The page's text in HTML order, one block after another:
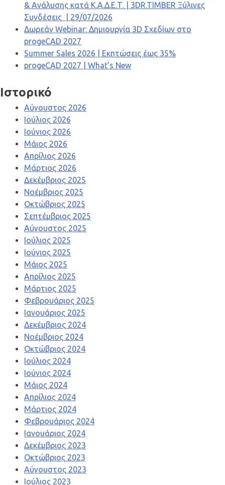
& Ανάλυσης κατά Κ.Α.Δ.Ε.Τ. | 3DR.TIMBER Ξύλινες
Συνδέσεις | 29/07/2026
Δωρεάν Webinar: Δημιουργία 3D Σχεδίων στο
progeCAD 2027
Summer Sales 2026 | Εκπτώσεις έως 35%
progeCAD 2027 | What’s New
Ιστορικό
Αύγουστος 2026
Ιούλιος 2026
Ιούνιος 2026
Μάιος 2026
Απρίλιος 2026
Μάρτιος 2026
Δεκέμβριος 2025
Νοέμβριος 2025
Οκτώβριος 2025
Σεπτέμβριος 2025
Αύγουστος 2025
Ιούλιος 2025
Ιούνιος 2025
Μάιος 2025
Απρίλιος 2025
Μάρτιος 2025
Φεβρουάριος 2025
Ιανουάριος 2025
Δεκέμβριος 2024
Νοέμβριος 2024
Οκτώβριος 2024
Ιούλιος 2024
Ιούνιος 2024
Μάιος 2024
Απρίλιος 2024
Μάρτιος 2024
Φεβρουάριος 2024
Ιανουάριος 2024
Δεκέμβριος 2023
Οκτώβριος 2023
Αύγουστος 2023
Ιούλιος 2023